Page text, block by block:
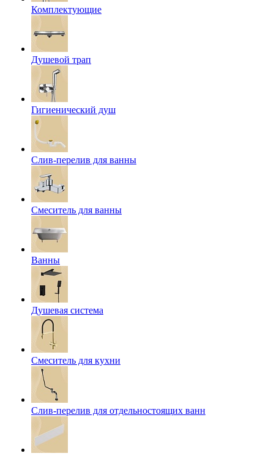
Комплектующие
Душевой трап
Гигиенический душ
Слив-перелив для ванны
Смеситель для ванны
Ванны
Душевая система
Смеситель для кухни
Слив-перелив для отдельностоящих ванн